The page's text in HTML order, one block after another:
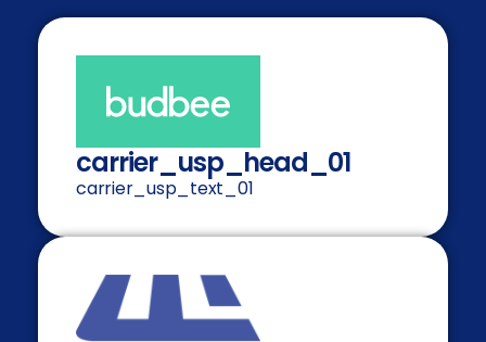
carrier_usp_head_01
carrier_usp_text_01